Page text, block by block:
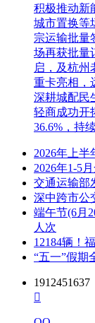
积极推动新
城市置换等
宗运输批量
场再获批量
启，及杭州
重卡亮相，
深耕城配民
轻商成功开
36.6%，持
2026年上半
2026年1-5
交通运输部
深中跨市公
端午节(6月
人次
12184辆！
“五一”假期
1912451637
